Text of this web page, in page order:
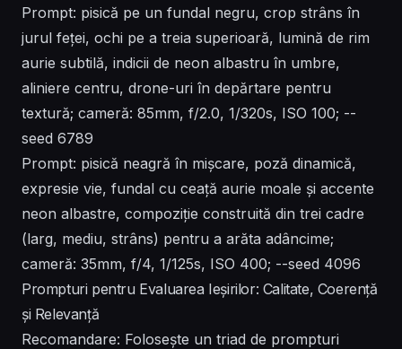
Prompt: pisică pe un fundal negru, crop strâns în
jurul feței, ochi pe a treia superioară, lumină de rim
aurie subtilă, indicii de neon albastru în umbre,
aliniere centru, drone-uri în depărtare pentru
textură; cameră: 85mm, f/2.0, 1/320s, ISO 100; --
seed 6789
Prompt: pisică neagră în mișcare, poză dinamică,
expresie vie, fundal cu ceață aurie moale și accente
neon albastre, compoziție construită din trei cadre
(larg, mediu, strâns) pentru a arăta adâncime;
cameră: 35mm, f/4, 1/125s, ISO 400; --seed 4096
Prompturi pentru Evaluarea Ieșirilor: Calitate, Coerență
și Relevanță
Recomandare: Folosește un triad de prompturi